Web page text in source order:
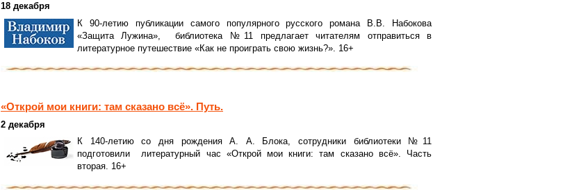
18 декабря
К 90-летию публикации самого популярного русского романа В.В. Набокова
«Защита Лужина», библиотека №11 предлагает читателям отправиться в
литературное путешествие «Как не проиграть свою жизнь?». 16+
«Открой мои книги: там сказано всё». Путь.
2 декабря
К 140-летию со дня рождения А. А. Блока, сотрудники библиотеки №11
подготовили литературный час «Открой мои книги: там сказано всё». Часть
вторая. 16+